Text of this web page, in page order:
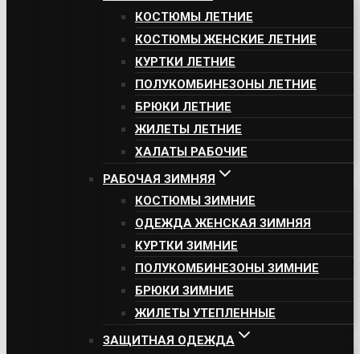
КОСТЮМЫ ЛЕТНИЕ
КОСТЮМЫ ЖЕНСКИЕ ЛЕТНИЕ
КУРТКИ ЛЕТНИЕ
ПОЛУКОМБИНЕЗОНЫ ЛЕТНИЕ
БРЮКИ ЛЕТНИЕ
ЖИЛЕТЫ ЛЕТНИЕ
ХАЛАТЫ РАБОЧИЕ
РАБОЧАЯ ЗИМНЯЯ
КОСТЮМЫ ЗИМНИЕ
ОДЕЖДА ЖЕНСКАЯ ЗИМНЯЯ
КУРТКИ ЗИМНИЕ
ПОЛУКОМБИНЕЗОНЫ ЗИМНИЕ
БРЮКИ ЗИМНИЕ
ЖИЛЕТЫ УТЕПЛЕННЫЕ
ЗАЩИТНАЯ ОДЕЖДА